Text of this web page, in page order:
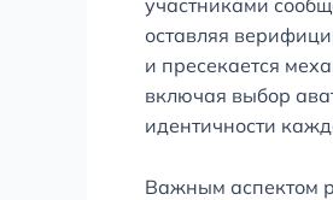
участниками
оставляя
и пресекается
включая выбор
идентичности
Важным аспектом